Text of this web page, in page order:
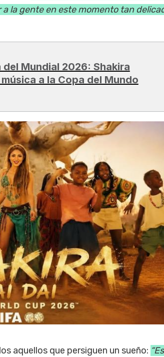
la gente en este momento tan
del Mundial 2026: Shakira
a la Copa del Mundo
aquellos que persiguen un sueño: